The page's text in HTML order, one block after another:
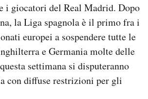
aiuto?
i giocatori del Real Madrid. Dopo
la Liga spagnola è il primo fra i
europei a sospendere tutte le
e Germania molte delle
settimana si disputeranno
con diffuse restrizioni per gli